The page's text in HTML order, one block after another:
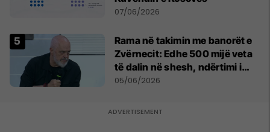
07/06/2026
Rama në takimin me banorët e
Zvërnecit: Edhe 500 mijë veta
të dalin në shesh, ndërtimi i
resortit nuk anulohet
05/06/2026